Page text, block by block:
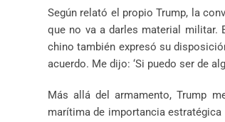
Según relató el propio Trump, la
que no va a darles material militar.
chino también expresó su
acuerdo. Me dijo: ‘Si puedo ser de
Más allá del armamento, Trump
marítima de importancia